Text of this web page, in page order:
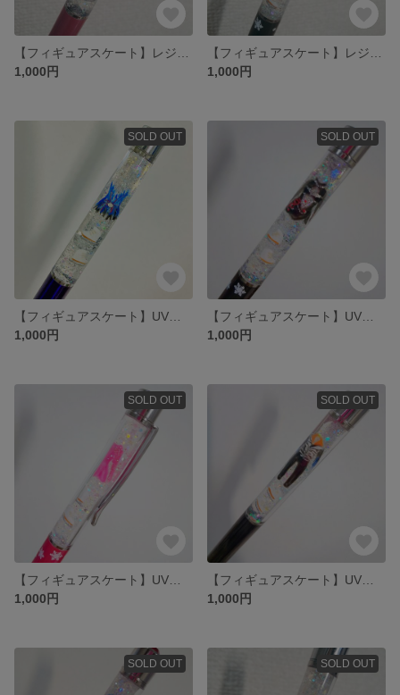
1,000円
1,000円
SOLD OUT
1,000円
SOLD OUT
1,000円
SOLD OUT
1,000円
SOLD OUT
1,000円
SOLD OUT SOLD OUT